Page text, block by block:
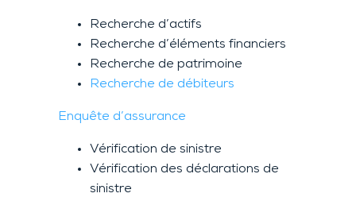
Recherche d’actifs
Recherche d’éléments financiers
Recherche de patrimoine
Recherche de débiteurs
Enquête d’assurance
Vérification de sinistre
Vérification des déclarations de
sinistre